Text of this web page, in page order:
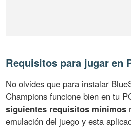
Requisitos para jugar en
No olvides que para instalar
Champions funcione bien en tu
siguientes requisitos mínimos
emulación del juego y esta